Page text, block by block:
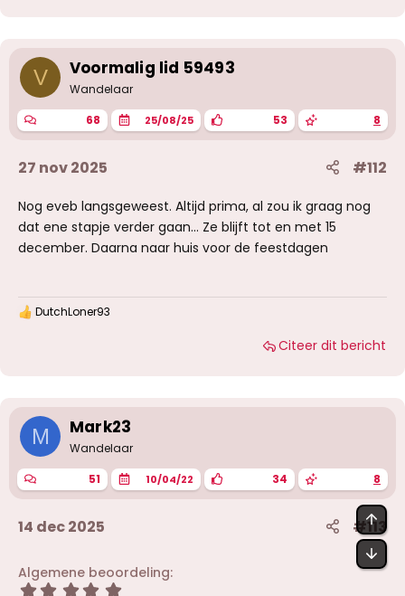
V Voormalig lid 59493
Wandelaar
68 25/08/25 53 8
27 nov 2025 #112
Nog eveb langsgeweest. Altijd prima, al zou ik graag nog
dat ene stapje verder gaan... Ze blijft tot en met 15
december. Daarna naar huis voor de feestdagen
W
n
g
n
:
DutchLoner93
Citeer dit bericht
M Mark23
Wandelaar
51 10/04/22 34 8
14 dec 2025 #113
Algemene beoordeling
5